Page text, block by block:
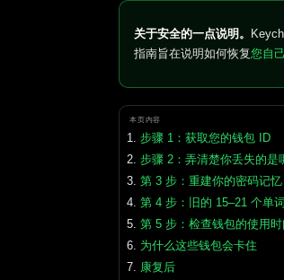
关于安全的一点说明。
指南旨在说明如何恢复您自
本页内容
步骤 1：获取您的钱包 ID
步骤 2：弄清楚你丢失的是
第 3 步：重建你的密码记忆
第 4 步：旧的 15–21 个单
第 5 步：检查钱包的使用时
为什么这些钱包会卡住
康复后